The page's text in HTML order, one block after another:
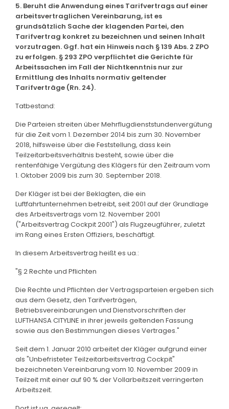
5. Beruht die Anwendung eines Tarifvertrags auf einer
arbeitsvertraglichen Vereinbarung, ist es
grundsätzlich Sache der klagenden Partei, den
Tarifvertrag konkret zu bezeichnen und seinen Inhalt
vorzutragen. Ggf. hat ein Hinweis nach § 139 Abs. 2 ZPO
zu erfolgen. § 293 ZPO verpflichtet die Gerichte für
Arbeitssachen im Fall der Nichtkenntnis nur zur
Ermittlung des Inhalts normativ geltender
Tarifverträge (Rn. 24).
Tatbestand:
Die Parteien streiten über Mehrflugdienststundenvergütung
für die Zeit vom 1. Dezember 2014 bis zum 30. November
2018, hilfsweise über die Feststellung, dass kein
Teilzeitarbeitsverhältnis besteht, sowie über die
rentenfähige Vergütung des Klägers für den Zeitraum vom
1. Oktober 2009 bis zum 30. September 2018.
Der Kläger ist bei der Beklagten, die ein
Luftfahrtunternehmen betreibt, seit 2001 auf der Grundlage
des Arbeitsvertrags vom 12. November 2001
("Arbeitsvertrag Cockpit 2001") als Flugzeugführer, zuletzt
im Rang eines Ersten Offiziers, beschäftigt.
In diesem Arbeitsvertrag heißt es ua.:
"§ 2 Rechte und Pflichten
Die Rechte und Pflichten der Vertragsparteien ergeben sich
aus dem Gesetz, den Tarifverträgen,
Betriebsvereinbarungen und Dienstvorschriften der
LUFTHANSA CITYLINE in ihrer jeweils geltenden Fassung
sowie aus den Bestimmungen dieses Vertrages."
Seit dem 1. Januar 2010 arbeitet der Kläger aufgrund einer
als "Unbefristeter Teilzeitarbeitsvertrag Cockpit"
bezeichneten Vereinbarung vom 10. November 2009 in
Teilzeit mit einer auf 90 % der Vollarbeitszeit verringerten
Arbeitszeit.